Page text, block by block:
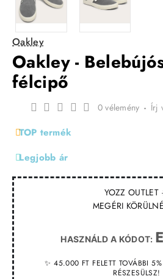
Oakley
Oakley -
félcipő
YOZZ
MEGÉRI
HASZNÁLD A KÓDOT:
✨ 45.000 FT FELETT TOVÁBBI
RÉSZESÜLSZ!
TOP termék
Legjobb ár
0 vélemény - Írj